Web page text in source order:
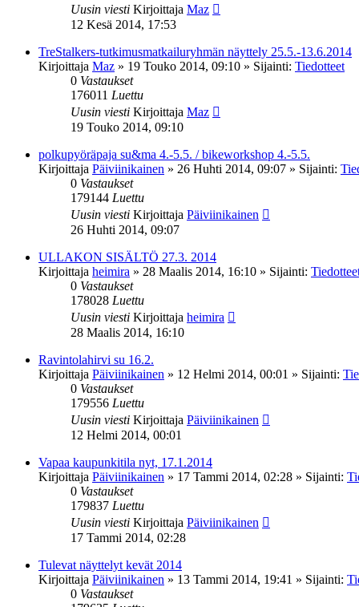
Uusin viesti Kirjoittaja Maz
12 Kesä 2014, 17:53
TreStalkers-tutkimusmatkailuryhmän näyttely 25.5.-13.6.2014
Kirjoittaja Maz » 19 Touko 2014, 09:10 » Sijainti: Tiedotteet
0 Vastaukset
176011 Luettu
Uusin viesti Kirjoittaja Maz
19 Touko 2014, 09:10
polkupyöräpaja su&ma 4.-5.5. / bikeworkshop 4.-5.5.
Kirjoittaja Päiviinikainen » 26 Huhti 2014, 09:07 » Sijainti:
0 Vastaukset
179144 Luettu
Uusin viesti Kirjoittaja Päiviinikainen
26 Huhti 2014, 09:07
ULLAKON SISÄLTÖ 27.3. 2014
Kirjoittaja heimira » 28 Maalis 2014, 16:10 » Sijainti:
0 Vastaukset
178028 Luettu
Uusin viesti Kirjoittaja heimira
28 Maalis 2014, 16:10
Ravintolahirvi su 16.2.
Kirjoittaja Päiviinikainen » 12 Helmi 2014, 00:01 » Sijainti:
0 Vastaukset
179556 Luettu
Uusin viesti Kirjoittaja Päiviinikainen
12 Helmi 2014, 00:01
Vapaa kaupunkitila nyt, 17.1.2014
Kirjoittaja Päiviinikainen » 17 Tammi 2014, 02:28 » Sijainti:
0 Vastaukset
179837 Luettu
Uusin viesti Kirjoittaja Päiviinikainen
17 Tammi 2014, 02:28
Tulevat näyttelyt kevät 2014
Kirjoittaja Päiviinikainen » 13 Tammi 2014, 19:41 » Sijainti:
0 Vastaukset